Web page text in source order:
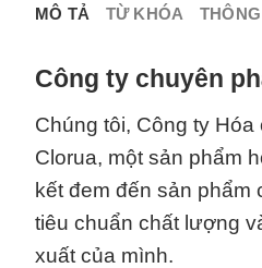
MÔ TẢ TỪ KHÓA
Công ty chuyên
Chúng tôi, Công ty
Clorua, một sản phẩm
kết đem đến sản
tiêu chuẩn chất lượng
xuất của mình.